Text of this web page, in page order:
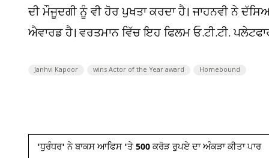
ਦੀ ਮੌਜੂਦਗੀ ਨੂੰ ਵੀ ਹੋਰ ਪੁਖਤਾ ਕਰਦਾ ਹੈ। ਜਾਹਨਵੀ ਨੇ
ਐਵਾਰਡ ਹੈ। ਵਰਤਮਾਨ ਵਿੱਚ ਇਹ ਫਿਲਮ ਓ.ਟੀ.ਟੀ.
Janhvi Kapoor wins Actor of the Year award Homebound
'ਧੁਰੰਧਰ' ​​ਨੇ ਬਾਕਸ ਆਫਿਸ 'ਤੇ 500 ਕਰੋੜ ਰੁਪਏ ਦਾ ਅੰਕੜਾ ਕੀਤਾ ਪਾਰ